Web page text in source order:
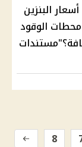
البنزين
الوقود
8